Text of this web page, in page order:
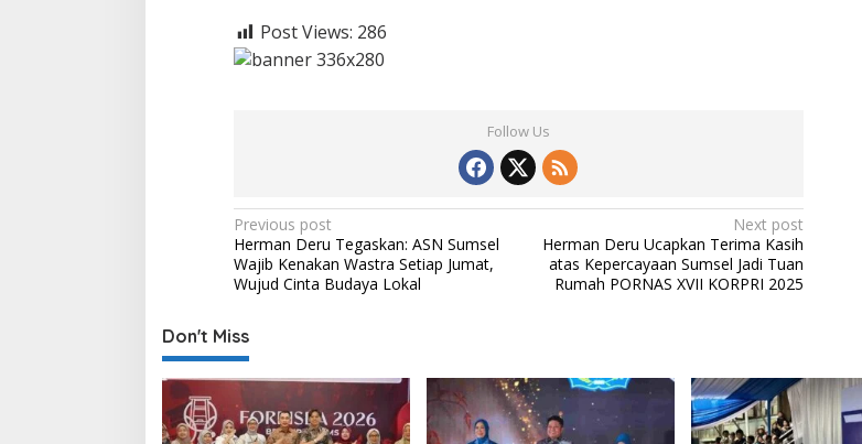
Post Views: 286
Follow Us
P
o
s
n
a
v
Previous post
Herman Deru Tegaskan: ASN Sumsel
Wajib Kenakan Wastra Setiap Jumat,
Wujud Cinta Budaya Lokal
Next post
Herman Deru Ucapkan Terima Kasih
atas Kepercayaan Sumsel Jadi Tuan
Rumah PORNAS XVII KORPRI 2025
Don't Miss